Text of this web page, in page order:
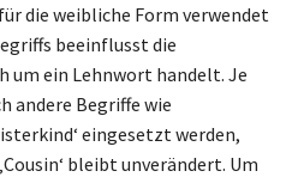
die weibliche Form verwendet
beeinflusst die
um ein Lehnwort handelt. Je
andere Begriffe wie
eingesetzt werden,
bleibt unverändert. Um